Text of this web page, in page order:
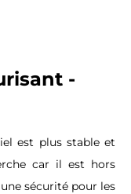
-
est plus stable et
car il est hors
sécurité pour les